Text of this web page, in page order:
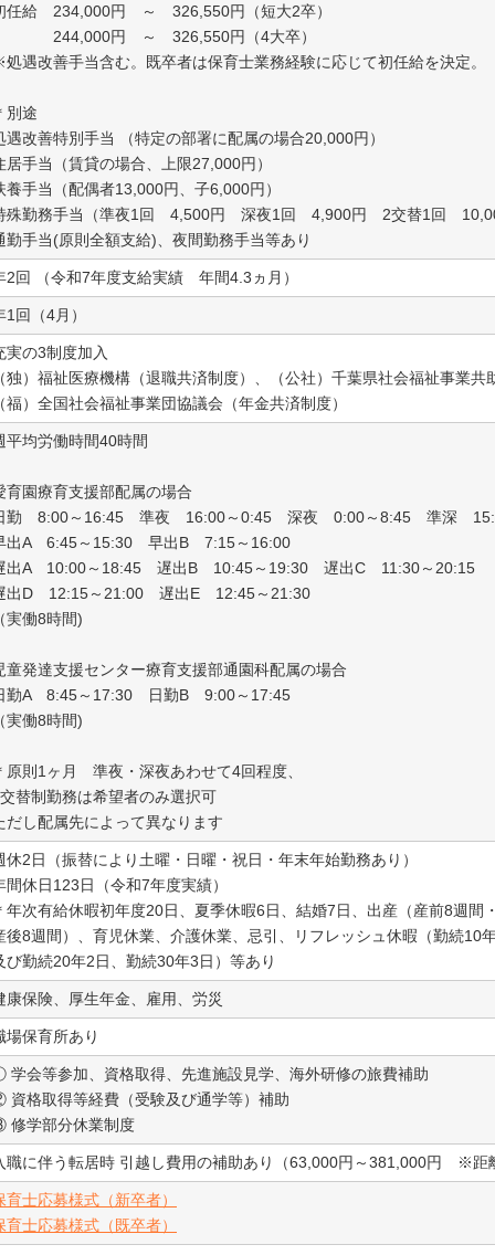
任給 234,000円 ～ 326,550円（短大2卒）
円 ～ 326,550円（4大卒）
遇改善手当含む。既卒者は保育士業務経験に応じて初任給を決定。
別途
遇改善特別手当 （特定の部署に配属の場合20,000円）
居手当（賃貸の場合、上限27,000円）
養手当（配偶者13,000円、子6,000円）
殊勤務手当（準夜1回 4,500円 深夜1回 4,900円 2交替1回
勤手当(原則全額支給)、夜間勤務手当等あり
2回 （令和7年度支給実績 年間4.3ヵ月）
1回（4月）
実の3制度加入
独）福祉医療機構（退職共済制度）、（公社）千葉県社会福祉事業共
福）全国社会福祉事業団協議会（年金共済制度）
平均労働時間40時間
育園療育支援部配属の場合
勤 8:00～16:45 準夜 16:00～0:45 深夜 0:00～8:45 準深
出A 6:45～15:30 早出B 7:15～16:00
出A 10:00～18:45 遅出B 10:45～19:30 遅出C 11:30～20:15
出D 12:15～21:00 遅出E 12:45～21:30
実働8時間)
童発達支援センター療育支援部通園科配属の場合
勤A 8:45～17:30 日勤B 9:00～17:45
実働8時間)
原則1ヶ月 準夜・深夜あわせて4回程度、
替制勤務は希望者のみ選択可
だし配属先によって異なります
休2日（振替により土曜・日曜・祝日・年末年始勤務あり）
間休日123日（令和7年度実績）
年次有給休暇初年度20日、夏季休暇6日、結婚7日、出産（産前8週間・
後8週間）、育児休業、介護休業、忌引、リフレッシュ休暇（勤続10
び勤続20年2日、勤続30年3日）等あり
康保険、厚生年金、雇用、労災
場保育所あり
学会等参加、資格取得、先進施設見学、海外研修の旅費補助
資格取得等経費（受験及び通学等）補助
修学部分休業制度
職に伴う転居時 引越し費用の補助あり（63,000円～381,000円 ※距
育士応募様式（新卒者）
育士応募様式（既卒者）